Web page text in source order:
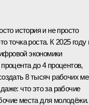
история и не просто
точка роста. К 2025
экономики
до 4 процентов,
8 тысяч рабочих
что это за рабочие
места для молодёжи.